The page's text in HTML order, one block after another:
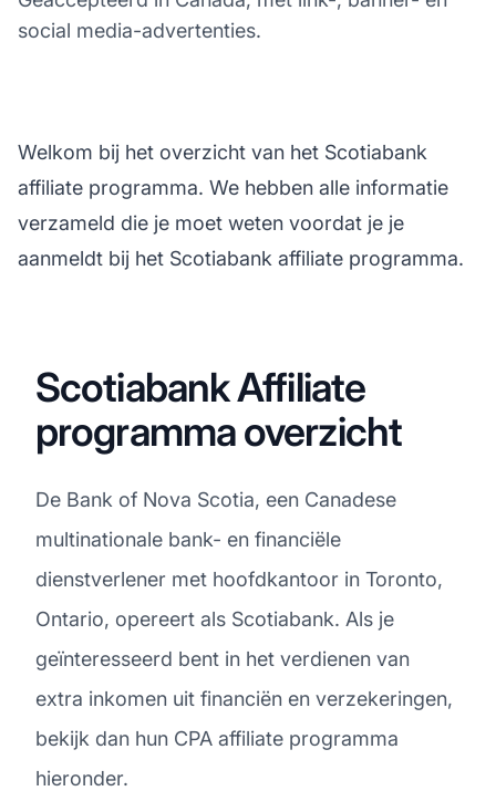
social media-advertenties.
Welkom bij het overzicht van het Scotiabank
affiliate programma. We hebben alle informatie
verzameld die je moet weten voordat je je
aanmeldt bij het Scotiabank affiliate programma.
Scotiabank Affiliate
programma overzicht
De Bank of Nova Scotia, een Canadese
multinationale bank- en financiële
dienstverlener met hoofdkantoor in Toronto,
Ontario, opereert als Scotiabank. Als je
geïnteresseerd bent in het verdienen van
extra inkomen uit financiën en verzekeringen,
bekijk dan hun CPA affiliate programma
hieronder.